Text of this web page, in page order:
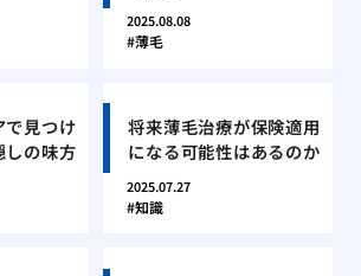
2025.08.08
薄毛
で見つけ
しの味方
将来薄毛治療が保険適用
になる可能性はあるのか
2025.07.27
知識